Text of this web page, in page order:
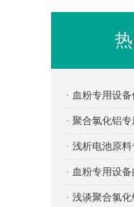
· 血粉专用设
的？
· 聚合氯化铝
项有哪些？
· 浅析电池原
· 血粉专用设
· 浅谈聚合氯